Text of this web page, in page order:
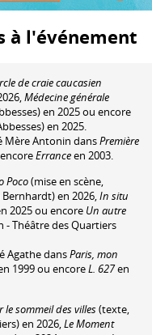
à l'événement
de craie caucasien
Médecine générale
en 2025 ou encore
en 2025.
Mère Antonin dansPremière
Erranceen 2003.
Poco(mise en scène,
en 2026,In situ
2025 ou encore Un autre
Théâtre des Quartiers
Agathe dansParis, mon
1999 ou encoreL. 627en
le sommeil des villes(texte,
en 2026,Le Moment